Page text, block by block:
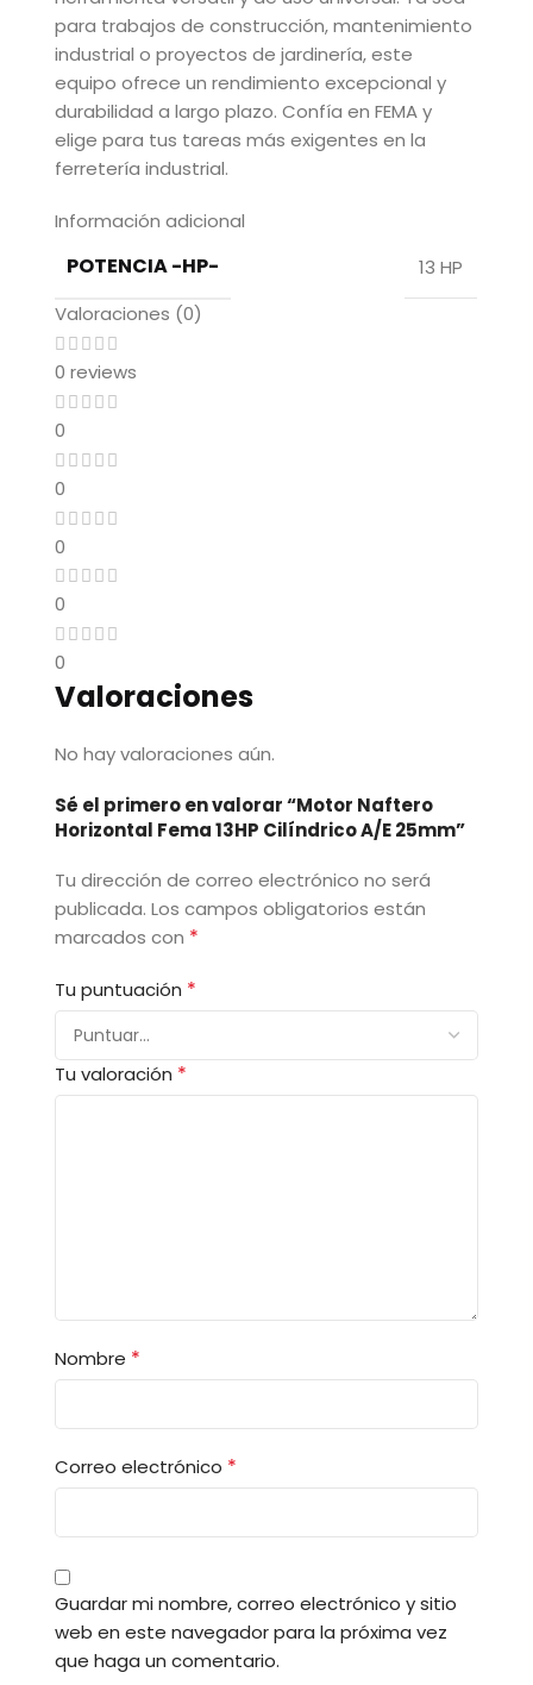
para trabajos de construcción, mantenimiento
industrial o proyectos de jardinería, este
equipo ofrece un rendimiento excepcional y
durabilidad a largo plazo. Confía en FEMA y
elige para tus tareas más exigentes en la
ferretería industrial.
Información adicional
POTENCIA -HP-
13 HP
Valoraciones (0)
0 reviews
0
0
0
0
0
Valoraciones
No hay valoraciones aún.
Sé el primero en valorar “Motor Naftero
Horizontal Fema 13HP Cilíndrico A/E 25mm”
Tu dirección de correo electrónico no será
publicada. Los campos obligatorios están
marcados con *
Tu puntuación *
Tu valoración *
Nombre *
Correo electrónico *
Guardar mi nombre, correo electrónico y sitio
web en este navegador para la próxima vez
que haga un comentario.